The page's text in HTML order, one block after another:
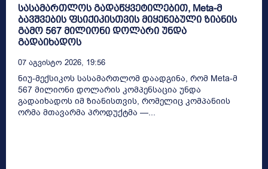
სასამართლოს გადაწყვეტილებით, Meta-მ
ბავშვების ფსიქიკისთვის მიყენებული ზიანის
გამო 567 მილიონი დოლარი უნდა
გადაიხადოს
07 Აგვისტო 2026, 19:56
ნიუ-მექსიკოს სასამართლომ დაადგინა, რომ Meta-მ
567 მილიონი დოლარის კომპენსაცია უნდა
გადაიხადოს იმ ზიანისთვის, რომელიც კომპანიის
ორმა მთავარმა პროდუქტმა —...